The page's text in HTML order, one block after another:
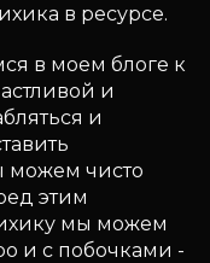
в ресурсе.
в моем блоге к
и
и
можем чисто
этим
мы можем
и с побочками -